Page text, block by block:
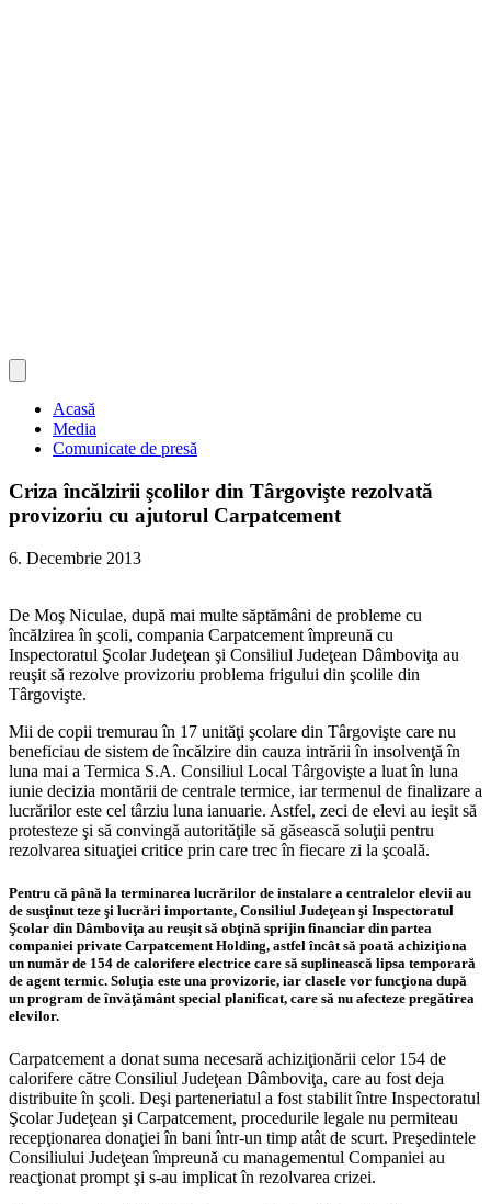
Acasă
Media
Comunicate de presă
Criza încălzirii şcolilor din Târgovişte rezolvată
provizoriu cu ajutorul Carpatcement
6. Decembrie 2013
De Moş Niculae, după mai multe săptămâni de probleme cu
încălzirea în şcoli, compania Carpatcement împreună cu
Inspectoratul Şcolar Judeţean şi Consiliul Judeţean Dâmboviţa au
reuşit să rezolve provizoriu problema frigului din şcolile din
Târgovişte.
Mii de copii tremurau în 17 unităţi şcolare din Târgovişte care nu
beneficiau de sistem de încălzire din cauza intrării în insolvenţă în
luna mai a Termica S.A. Consiliul Local Târgovişte a luat în luna
iunie decizia montării de centrale termice, iar termenul de finalizare a
lucrărilor este cel târziu luna ianuarie. Astfel, zeci de elevi au ieşit să
protesteze şi să convingă autorităţile să găsească soluţii pentru
rezolvarea situaţiei critice prin care trec în fiecare zi la şcoală.
Pentru că până la terminarea lucrărilor de instalare a centralelor elevii au
de susţinut teze şi lucrări importante, Consiliul Judeţean şi Inspectoratul
Şcolar din Dâmboviţa au reuşit să obţină sprijin financiar din partea
companiei private Carpatcement Holding, astfel încât să poată achiziţiona
un număr de 154 de calorifere electrice care să suplinească lipsa temporară
de agent termic. Soluţia este una provizorie, iar clasele vor funcţiona după
un program de învăţământ special planificat, care să nu afecteze pregătirea
elevilor.
Carpatcement a donat suma necesară achiziţionării celor 154 de
calorifere către Consiliul Judeţean Dâmboviţa, care au fost deja
distribuite în şcoli. Deşi parteneriatul a fost stabilit între Inspectoratul
Şcolar Judeţean şi Carpatcement, procedurile legale nu permiteau
recepţionarea donaţiei în bani într-un timp atât de scurt. Preşedintele
Consiliului Judeţean împreună cu managementul Companiei au
reacţionat prompt şi s-au implicat în rezolvarea crizei.